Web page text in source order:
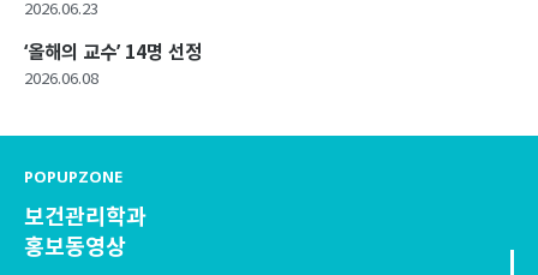
2026.06.23
‘올해의 교수’ 14명 선정
2026.06.08
POPUPZONE
보건관리학과
홍보동영상